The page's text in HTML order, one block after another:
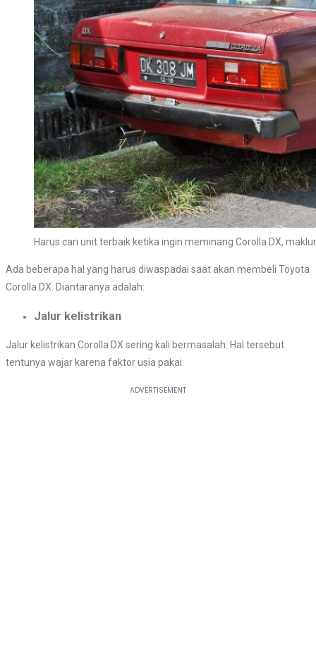
Harus cari unit terbaik ketika ingin meminang Corolla DX,
Ada beberapa hal yang harus diwaspadai saat akan membeli Toyota
Corolla DX. Diantaranya adalah:
Jalur kelistrikan
Jalur kelistrikan Corolla DX sering kali bermasalah. Hal tersebut
tentunya wajar karena faktor usia pakai.